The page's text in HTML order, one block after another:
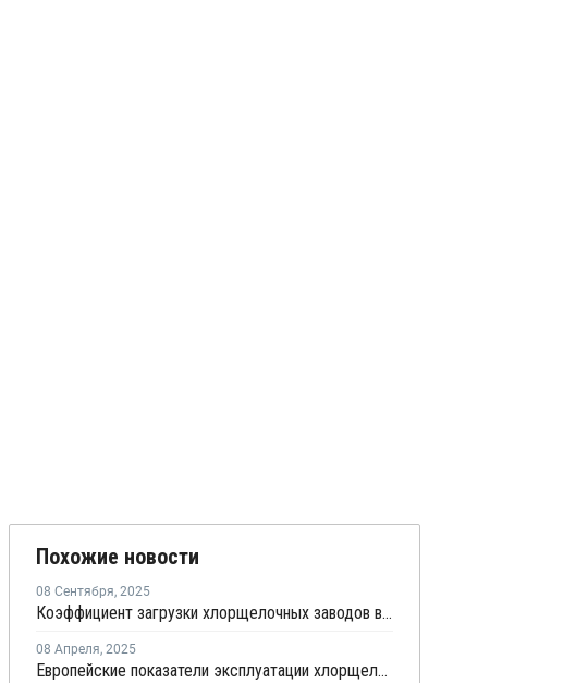
Похожие новости
08 Сентября, 2025
Коэффициент загрузки хлорщелочных заводов в Европе в июле продолжил рост
08 Апреля, 2025
Европейские показатели эксплуатации хлорщелочных заводов достигли в феврале трехлетнего максимума